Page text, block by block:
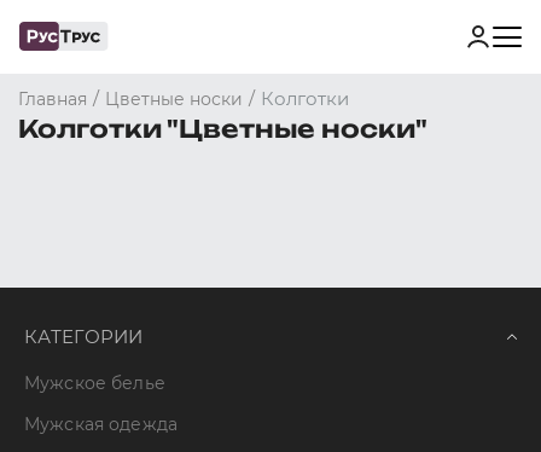
Главная / Цветные носки / Колготки
Колготки "Цветные носки"
КАТЕГОРИИ
Мужское белье
Мужская одежда